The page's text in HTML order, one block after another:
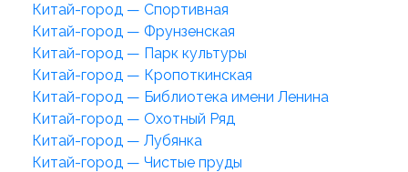
Китай-город — Спортивная
Китай-город — Фрунзенская
Китай-город — Парк культуры
Китай-город — Кропоткинская
Китай-город — Библиотека имени Ленина
Китай-город — Охотный Ряд
Китай-город — Лубянка
Китай-город — Чистые пруды